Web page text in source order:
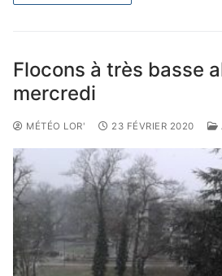
Flocons à très basse
mercredi
MÉTÉO LOR' 23 FÉVRIER 2020